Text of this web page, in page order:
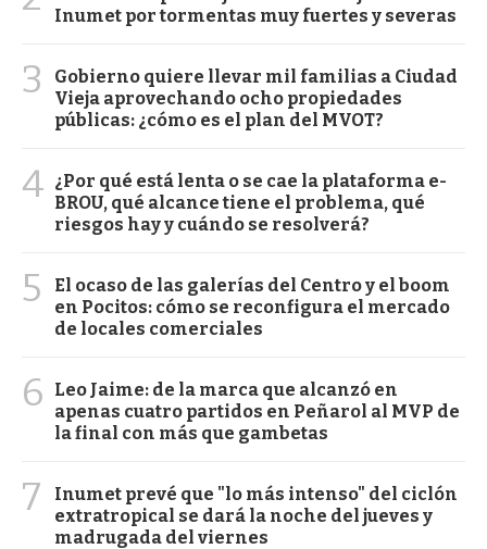
Inumet por tormentas muy fuertes y severas
3
Gobierno quiere llevar mil familias a Ciudad
Vieja aprovechando ocho propiedades
públicas: ¿cómo es el plan del MVOT?
4 ¿Por qué está lenta o se cae la plataforma e-
BROU, qué alcance tiene el problema, qué
riesgos hay y cuándo se resolverá?
5
El ocaso de las galerías del Centro y el boom
en Pocitos: cómo se reconfigura el mercado
de locales comerciales
6
Leo Jaime: de la marca que alcanzó en
apenas cuatro partidos en Peñarol al MVP de
la final con más que gambetas
7
Inumet prevé que "lo más intenso" del ciclón
extratropical se dará la noche del jueves y
madrugada del viernes